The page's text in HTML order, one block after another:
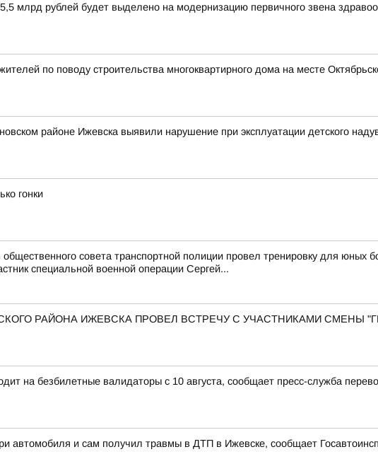
млрд рублей будет выделено на модернизацию первичного звена
по поводу строительства многоквартирного дома на месте
районе Ижевска выявили нарушение при эксплуатации детского
гонки
совета транспортной полиции провел тренировку для
специальной военной операции Сергей...
РАЙОНА ИЖЕВСКА ПРОВЕЛ ВСТРЕЧУ С УЧАСТНИКАМИ СМЕНЫ
на безбилетные валидаторы с 10 августа, сообщает пресс-служба
автомобиля и сам получил травмы в ДТП в Ижевске, сообщает